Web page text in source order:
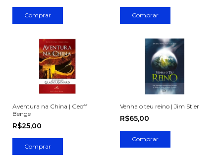
Aventura na China | Geoff
Benge
R$25,00
Venha o teu reino | Jim Stier
R$65,00